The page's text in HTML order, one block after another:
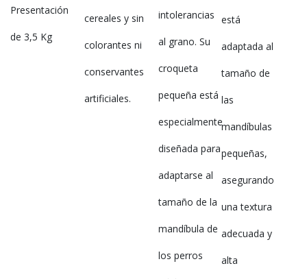
Presentación
de 3,5 Kg
cereales y sin
colorantes ni
conservantes
artificiales.
intolerancias
al grano. Su
croqueta
pequeña está
especialmente
diseñada para
adaptarse al
tamaño de la
mandíbula de
los perros
está
adaptada al
tamaño de
las
mandíbulas
pequeñas,
asegurando
una textura
adecuada y
alta